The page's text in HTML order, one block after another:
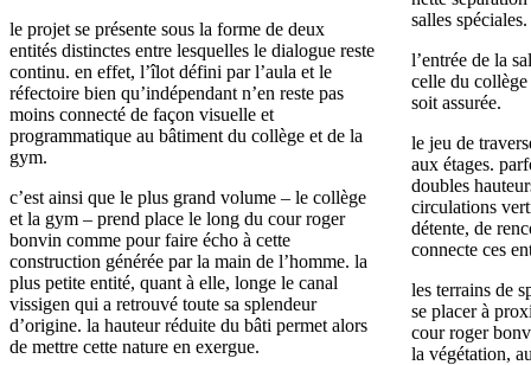
le projet se présente sous la forme de deux
entités distinctes entre lesquelles le dialogue reste
continu. en effet, l’îlot défini par l’aula et le
réfectoire bien qu’indépendant n’en reste pas
moins connecté de façon visuelle et
programmatique au bâtiment du collège et de la
gym.
c’est ainsi que le plus grand volume – le collège
et la gym – prend place le long du cour roger
bonvin comme pour faire écho à cette
construction générée par la main de l’homme. la
plus petite entité, quant à elle, longe le canal
vissigen qui a retrouvé toute sa splendeur
d’origine. la hauteur réduite du bâti permet alors
de mettre cette nature en exergue.
salles spéciales.
l’entrée de la
celle du
soit assurée.
le jeu de
aux étages.
doubles
circulations
détente, de
connecte ces
les terrains de
se placer à
cour roger
la végétation,